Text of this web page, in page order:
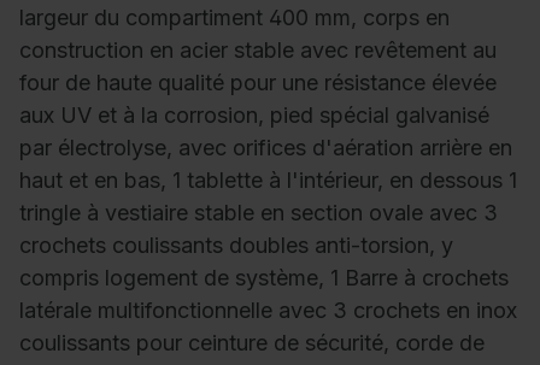
largeur du compartiment 400 mm, corps en
construction en acier stable avec revêtement au
four de haute qualité pour une résistance élevée
aux UV et à la corrosion, pied spécial galvanisé
par électrolyse, avec orifices d'aération arrière en
haut et en bas, 1 tablette à l'intérieur, en dessous 1
tringle à vestiaire stable en section ovale avec 3
crochets coulissants doubles anti-torsion, y
compris logement de système, 1 Barre à crochets
latérale multifonctionnelle avec 3 crochets en inox
coulissants pour ceinture de sécurité, corde de